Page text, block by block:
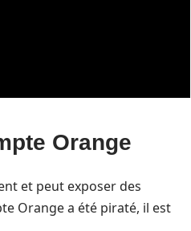
Orange
et peut exposer des
Orange a été piraté, il est